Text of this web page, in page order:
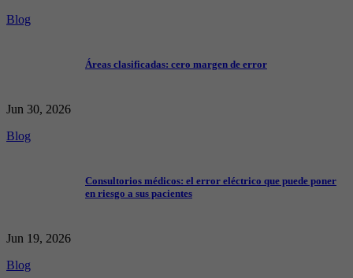
Blog
Áreas clasificadas: cero margen de error
Jun 30, 2026
Blog
Consultorios médicos: el error eléctrico que puede poner
en riesgo a sus pacientes
Jun 19, 2026
Blog